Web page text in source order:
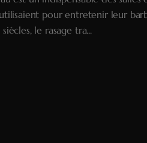
pour entretenir leur
le rasage tra...